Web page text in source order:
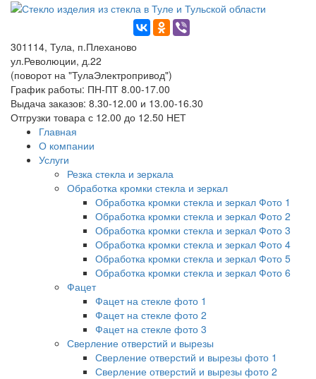
301114, Тула, п.Плеханово
ул.Революции, д.22
(поворот на "ТулаЭлектропривод")
График работы: ПН-ПТ 8.00-17.00
Выдача заказов: 8.30-12.00 и 13.00-16.30
Отгрузки товара с 12.00 до 12.50 НЕТ
Главная
О компании
Услуги
Резка стекла и зеркала
Обработка кромки стекла и зеркал
Обработка кромки стекла и зеркал Фото 1
Обработка кромки стекла и зеркал Фото 2
Обработка кромки стекла и зеркал Фото 3
Обработка кромки стекла и зеркал Фото 4
Обработка кромки стекла и зеркал Фото 5
Обработка кромки стекла и зеркал Фото 6
Фацет
Фацет на стекле фото 1
Фацет на стекле фото 2
Фацет на стекле фото 3
Сверление отверстий и вырезы
Сверление отверстий и вырезы фото 1
Сверление отверстий и вырезы фото 2